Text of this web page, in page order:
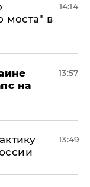
моста" в
14:14
на
13:57
13:49